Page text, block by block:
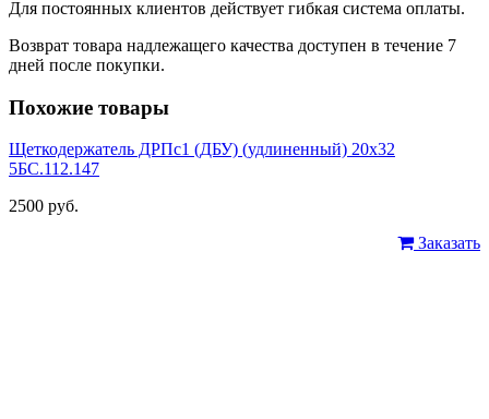
Для постоянных клиентов действует гибкая система оплаты.
Возврат товара надлежащего качества доступен в течение 7
дней после покупки.
Похожие товары
Щеткодержатель ДРПс1 (ДБУ) (удлиненный) 20х32
5БС.112.147
2500 руб.
Заказать